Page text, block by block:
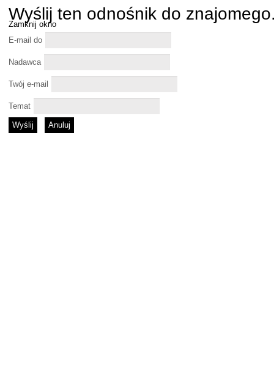
Wyślij ten odnośnik do
Zamknij okno
E-mail do
Nadawca
Twój e-mail
Temat
Wyślij Anuluj